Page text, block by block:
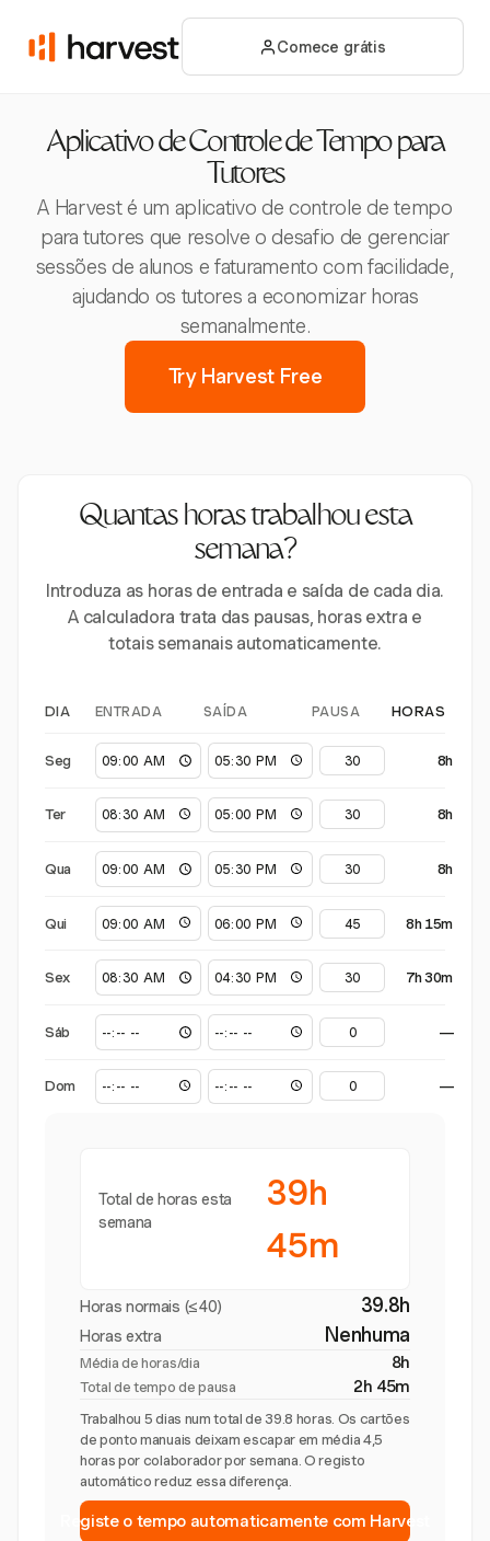
Comece grátis
Aplicativo de Controle de Tempo para
Tutores
A Harvest é um aplicativo de controle de tempo
para tutores que resolve o desafio de gerenciar
sessões de alunos e faturamento com facilidade,
ajudando os tutores a economizar horas
semanalmente.
Try Harvest Free
Quantas horas trabalhou esta
semana?
Introduza as horas de entrada e saída de cada dia.
A calculadora trata das pausas, horas extra e
totais semanais automaticamente.
DIA ENTRADA SAÍDA PAUSA HORAS
Seg 8h
Ter 8h
Qua 8h
Qui 8h 15m
Sex 7h 30m
Sáb —
Dom —
Total de horas esta
semana
39h
45m
Horas normais (≤40) 39.8h
Horas extra Nenhuma
Média de horas/dia 8h
Total de tempo de pausa 2h 45m
Trabalhou 5 dias num total de 39.8 horas. Os cartões
de ponto manuais deixam escapar em média 4,5
horas por colaborador por semana. O registo
automático reduz essa diferença.
Registe o tempo automaticamente com Harvest